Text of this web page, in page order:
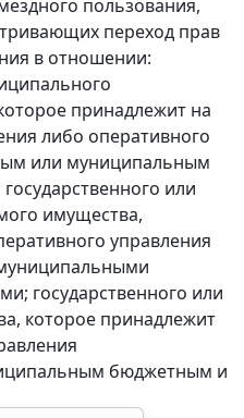
пользования,
переход прав
в отношении:
принадлежит на
либо оперативного
или муниципальным
или
имущества,
управления
государственного или
которое принадлежит
бюджетным и